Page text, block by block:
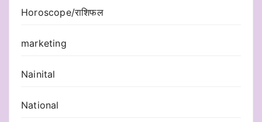
Horoscope/राशिफल
marketing
Nainital
National